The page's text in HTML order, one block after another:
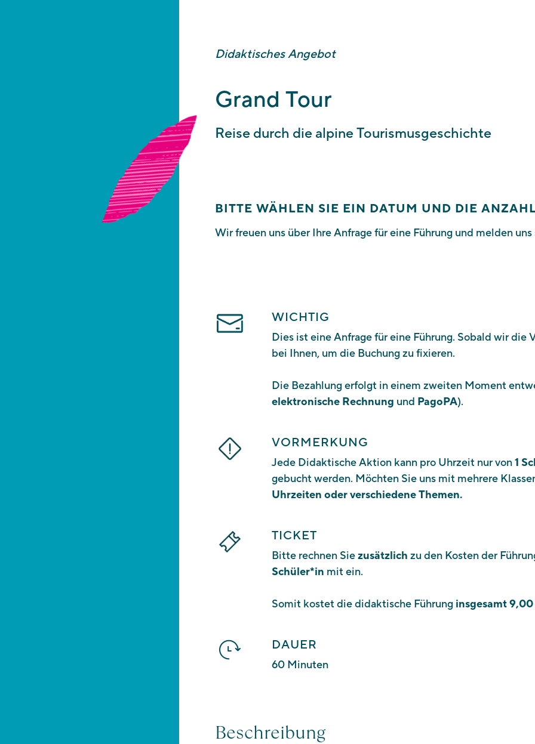
Didaktisches Angebot
Grand Tour
Reise durch die alpine Tourismusgeschichte
BITTE WÄHLEN SIE EIN DATUM UND DIE
Wir freuen uns über Ihre Anfrage für eine Führung und melden
WICHTIG
Dies ist eine Anfrage für eine Führung. Sobald wir
bei Ihnen, um die Buchung zu fixieren.
Die Bezahlung erfolgt in einem zweiten Moment
elektronische Rechnung und PagoPA).
VORMERKUNG
Jede Didaktische Aktion kann pro Uhrzeit nur von1
gebucht werden. Möchten Sie uns mit mehrere
Uhrzeiten oder verschiedene Themen.
TICKET
Bitte rechnen Siezusätzlich zu den Kosten der
Schüler*in mit ein.
Somit kostet die didaktische Führung insgesamt
DAUER
60 Minuten
Beschreibung
Die Gärten von Schloss Trauttmansdorff Südtiroler Landesmuseum für Tourismus